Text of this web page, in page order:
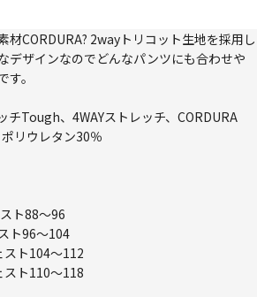
材CORDURA? 2wayトリコット生地を採用し
デザインなのでどんなパンツにも合わせや
。
Tough、4WAYストレッチ、CORDURA
リウレタン30％
ト88～96
ト96～104
ト104～112
ト110～118